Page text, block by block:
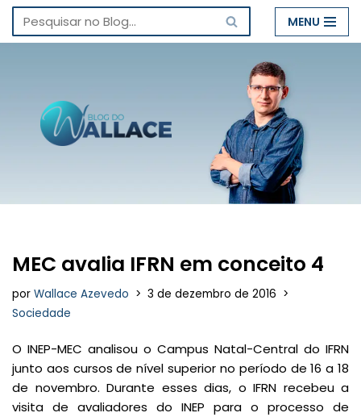
Pular
conteúdo
MENU
MEC avalia IFRN em conceito 4
por Wallace Azevedo
3 de dezembro de 2016
Sociedade
O INEP-MEC analisou o Campus Natal-Central do IFRN
junto aos cursos de nível superior no período de 16 a 18
de novembro. Durante esses dias, o IFRN recebeu a
visita de avaliadores do INEP para o processo de